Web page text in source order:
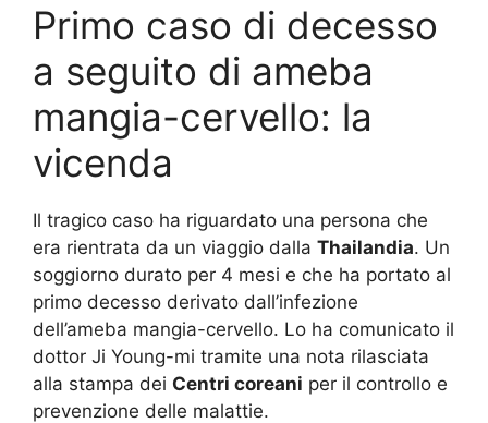
Primo caso di decesso
a seguito di ameba
mangia-cervello: la
vicenda
Il tragico caso ha riguardato una persona che
era rientrata da un viaggio dalla Thailandia. Un
soggiorno durato per 4 mesi e che ha portato al
primo decesso derivato dall’infezione
dell’ameba mangia-cervello. Lo ha comunicato il
dottor Ji Young-mi tramite una nota rilasciata
alla stampa dei Centri coreani per il controllo e
prevenzione delle malattie.